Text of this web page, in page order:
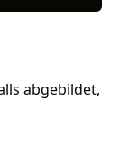
abgebildet,